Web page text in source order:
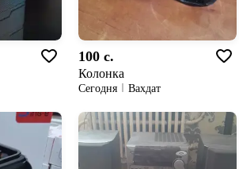
100 c.
Колонка
Сегодня Вахдат